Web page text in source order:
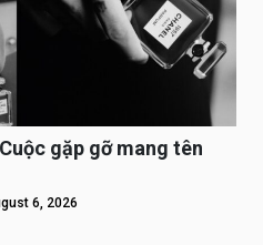
gặp gỡ mang tên
6, 2026